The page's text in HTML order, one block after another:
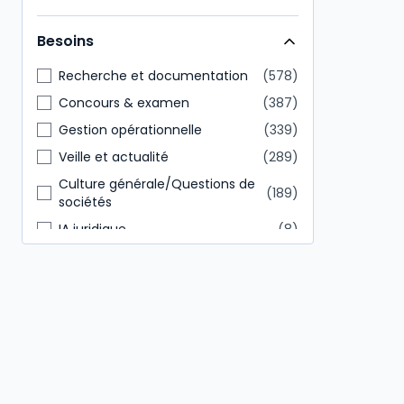
Direction générale
146
Tout public
85
Besoins
Recherche et documentation
578
Concours & examen
387
Gestion opérationnelle
339
Veille et actualité
289
Culture générale/Questions de
sociétés
189
IA juridique
8